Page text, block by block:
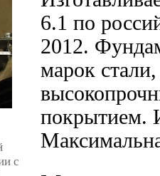
6.1 по
2012.
марок
покрытием.
с